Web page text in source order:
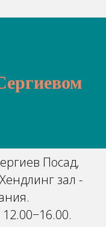
Посад,
зал -
12.00−16.00.